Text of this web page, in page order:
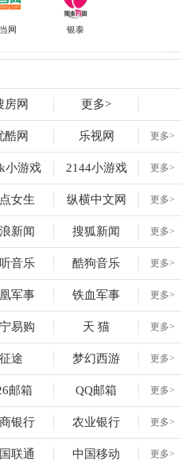
网 银泰
房网 更多>
酷网 乐视网 更多>
小游戏 2144小游戏 更多>
女生 纵横中文网 更多>
新闻 搜狐新闻 更多>
音乐 酷狗音乐 更多>
军事 铁血军事 更多>
易购 天 猫 更多>
征途 梦幻西游 更多>
邮箱 QQ邮箱 更多>
银行 农业银行 更多>
联通 中国移动 更多>